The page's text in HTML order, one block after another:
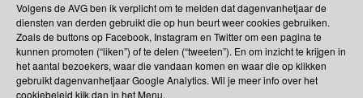
Volgens de AVG ben ik verplicht om te melden dat dagenvanhetjaar de
diensten van derden gebruikt die op hun beurt weer cookies gebruiken.
Zoals de buttons op Facebook, Instagram en Twitter om een pagina te
kunnen promoten (“liken”) of te delen (“tweeten”). En om inzicht te krijgen in
het aantal bezoekers, waar die vandaan komen en waar die op klikken
gebruikt dagenvanhetjaar Google Analytics. Wil je meer info over het
cookiebeleid kijk dan in het Menu.
het jaar ( 1986 ) dat de Internationale Walvis Commissie (
IWC ), na 200 jaar intensieve walvisjacht, een moratorium (
verbod ) instelde op alle […]